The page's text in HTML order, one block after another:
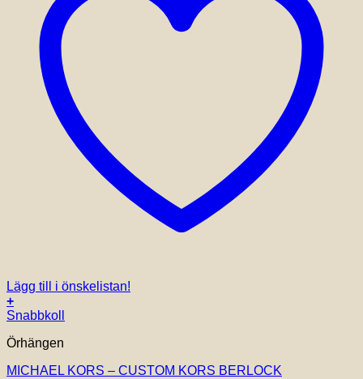
Lägg till i önskelistan!
+
Snabbkoll
Örhängen
MICHAEL KORS – CUSTOM KORS BERLOCK